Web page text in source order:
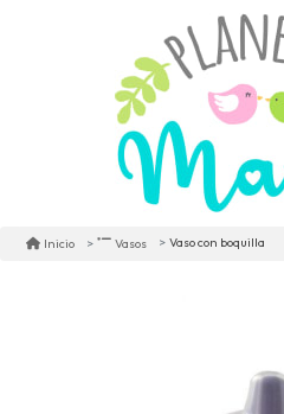
Inicio Vasos Vaso con boquilla